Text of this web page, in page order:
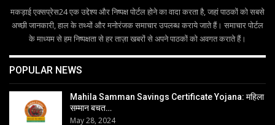
मकड़ाई एक्सप्रेस24 एक उद्देश्य और निष्पक्ष पोर्टल होने का वादा करता है, जहां पाठकों को सबसे
अच्छी जानकारी, हाल के तथ्यों और मनोरंजक समाचार उपलब्ध कराये जाते हैं। समाचार पोर्टल
के माध्यम से हम निष्पक्षता से हर ताज़ा खबरों से अपने पाठकों को अवगत कराते हैं।
POPULAR NEWS
Mahila Samman Savings Certificate Yojana: महिला
सम्मान बचत…
May 28, 2024